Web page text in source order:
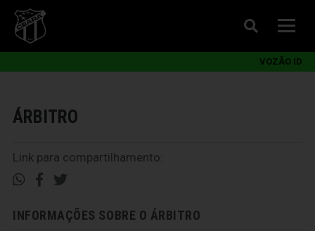
VOZÃO ID
ÁRBITRO
Link para compartilhamento:
INFORMAÇÕES SOBRE O ÁRBITRO